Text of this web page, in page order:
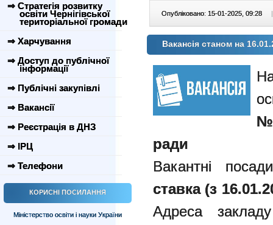
⇒ Стратегія розвитку
освіти Чернігівської
територіальної громади
⇒ Харчування
⇒ Доступ до публічної
інформації
⇒ Публічні закупівлі
⇒ Вакансії
⇒ Реєстрація в ДНЗ
⇒ ІРЦ
⇒ Телефони
КОРИСНІ ПОСИЛАННЯ
Міністерство освіти і науки України
Опубліковано: 15-01-2025, 09:28 |
Вакансія станом на
ради
Вакантні
ставка(з
Адреса